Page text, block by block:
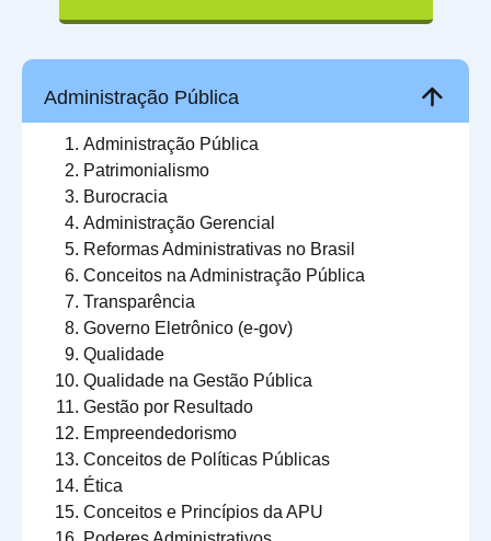
Administração Pública
Administração Pública
Patrimonialismo
Burocracia
Administração Gerencial
Reformas Administrativas no Brasil
Conceitos na Administração Pública
Transparência
Governo Eletrônico (e-gov)
Qualidade
Qualidade na Gestão Pública
Gestão por Resultado
Empreendedorismo
Conceitos de Políticas Públicas
Ética
Conceitos e Princípios da APU